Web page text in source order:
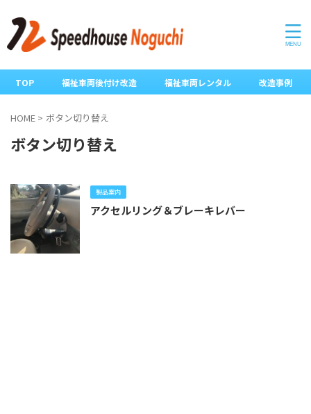
TOP 福祉車両後付け改造 福祉車両レンタル 改造事例
HOME > ボタン切り替え
ボタン切り替え
製品案内
アクセルリング＆ブレーキレバー